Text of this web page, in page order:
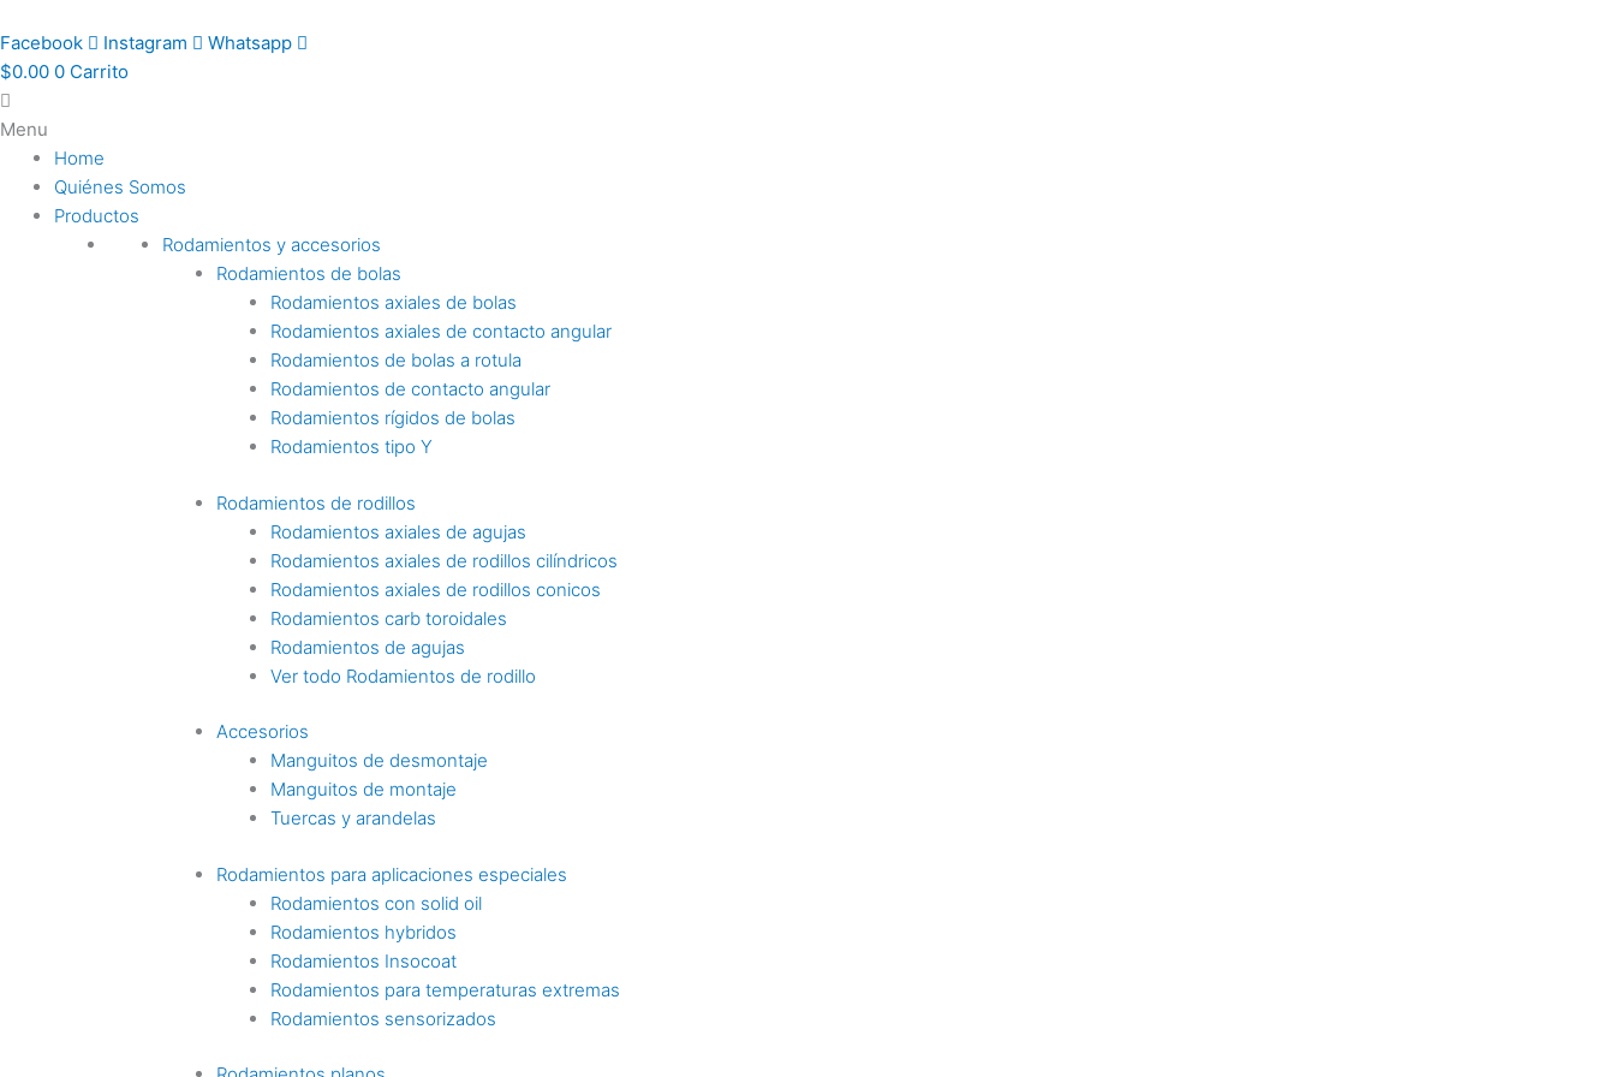
al
contenido
Facebook Instagram
Whatsapp
$0.00 0 Carrito
Menu
Home
Quiénes Somos
Productos
Rodamientos y accesorios
Rodamientos de bolas
Rodamientos axiales de bolas
Rodamientos axiales de contacto angular
Rodamientos de bolas a rotula
Rodamientos de contacto angular
Rodamientos rígidos de bolas
Rodamientos tipo Y
Rodamientos de rodillos
Rodamientos axiales de agujas
Rodamientos axiales de rodillos cilíndricos
Rodamientos axiales de rodillos conicos
Rodamientos carb toroidales
Rodamientos de agujas
Ver todo Rodamientos de rodillo
Accesorios
Manguitos de desmontaje
Manguitos de montaje
Tuercas y arandelas
Rodamientos para aplicaciones especiales
Rodamientos con solid oil
Rodamientos hybridos
Rodamientos Insocoat
Rodamientos para temperaturas extremas
Rodamientos sensorizados